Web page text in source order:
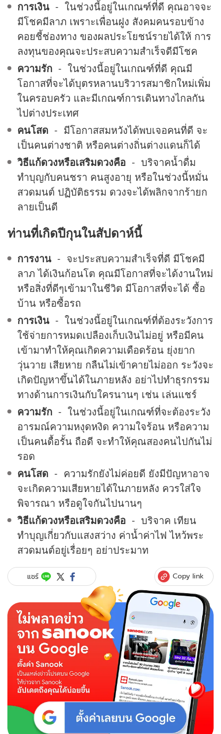
การเงิน - ในช่วงนี้อยู่ในเกณฑ์ที่ดี คุณอาจจะ
มีโชคมีลาภ เพราะเพื่อนฝูง สังคมคนรอบข้าง
คอยชี้ช่องทาง ของผลประโยชน์รายได้ให้ การ
ลงทุนของคุณจะประสบความสำเร็จดีมีโชค
ความรัก - ในช่วงนี้อยู่ในเกณฑ์ที่ดี คุณมี
โอกาสที่จะได้บุตรหลานบริวารสมาชิกใหม่เพิ่ม
ในครอบครัว และมีเกณฑ์การเดินทางไกลกัน
ไปต่างประเทศ
คนโสด - มีโอกาสสมหวังได้พบเจอคนที่ดี จะ
เป็นคนต่างชาติ หรือคนต่างถิ่นต่างแดนก็ได้
วิธีแก้ดวงหรือเสริมดวงคือ - บริจาคน้ำดื่ม
ทำบุญกับคนชรา คนสูงอายุ หรือในช่วงนี้หมั่น
สวดมนต์ ปฏิบัติธรรม ดวงจะได้พลิกจากร้ายก
ลายเป็นดี
ท่านที่เกิดปีกุนในสัปดาห์นี้
การงาน - จะประสบความสำเร็จที่ดี มีโชคมี
ลาภ ได้เงินก้อนโต คุณมีโอกาสที่จะได้งานใหม่
หรือสิ่งที่ดีๆเข้ามาในชีวิต มีโอกาสที่จะได้ ซื้อ
บ้าน หรือซื้อรถ
การเงิน - ในช่วงนี้อยู่ในเกณฑ์ที่ต้องระวังการ
ใช้จ่ายการหมดเปลืองเก็บเงินไม่อยู่ หรือมีคน
เข้ามาทำให้คุณเกิดความเดือดร้อน ยุ่งยาก
วุ่นวาย เสียหาย กลืนไม่เข้าคายไม่ออก ระวังจะ
เกิดปัญหาขึ้นได้ในภายหลัง อย่าไปทำธุรกรรม
ทางด้านการเงินกับใครนานๆ เช่น เล่นแชร์
ความรัก - ในช่วงนี้อยู่ในเกณฑ์ที่จะต้องระวัง
อารมณ์ความหงุดหงิด ความใจร้อน หรือความ
เป็นคนดื้อรั้น ถือดี จะทำให้คุณสองคนไปกันไม่
รอด
คนโสด - ความรักยังไม่ค่อยดี ยังมีปัญหาอาจ
จะเกิดความเสียหายได้ในภายหลัง ควรใส่ใจ
พิจารณา หรือดูใจกันไปนานๆ
วิธีแก้ดวงหรือเสริมดวงคือ - บริจาค เทียน
ทำบุญเกี่ยวกับแสงสว่าง ค่าน้ำค่าไฟ ไหว้พระ
สวดมนต์อยู่เรื่อยๆ อย่าประมาท
แชร์ Copy link